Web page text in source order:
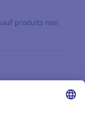
produits non